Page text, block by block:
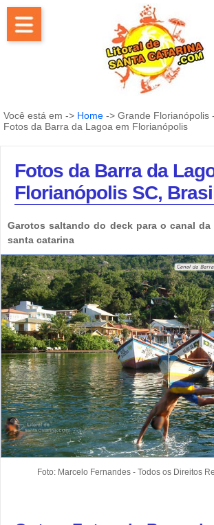
Você está em -> Home -> Grande Florianópolis
Fotos da Barra da Lagoa em Florianópolis
Fotos da Barra da
Florianópolis SC,
Garotos saltando do deck para o canal da
santa catarina
Foto: Marcelo Fernandes - Todos os Direitos